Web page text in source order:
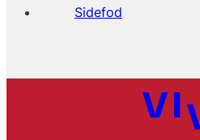
Sidefod